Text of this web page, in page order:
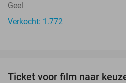
Geel
Verkocht: 1.772
Ticket voor film naar